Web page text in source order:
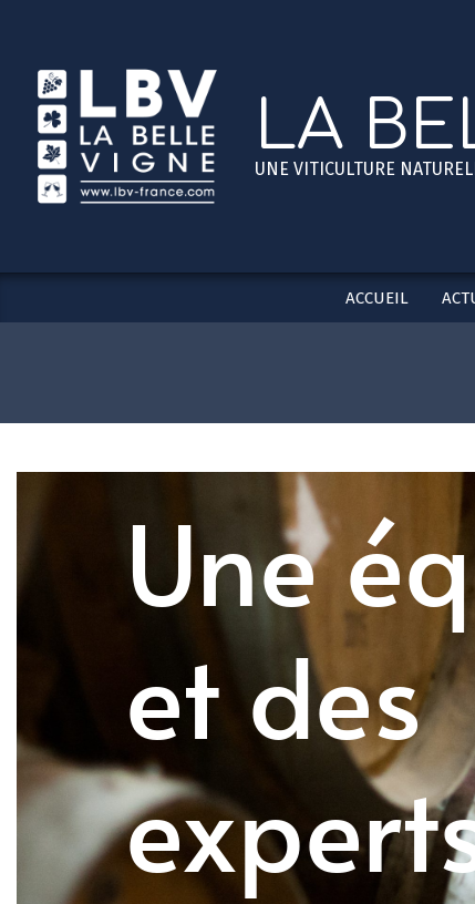
content
LA
UNE VITICULTURE
ACCUEIL
Une
et des